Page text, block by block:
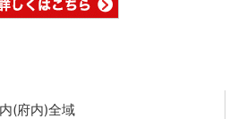
(府内)全域